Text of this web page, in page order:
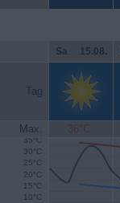
Sa. 15.08.
Tag
Max. 36°C
10°C
15°C
20°C
25°C
30°C
35°C